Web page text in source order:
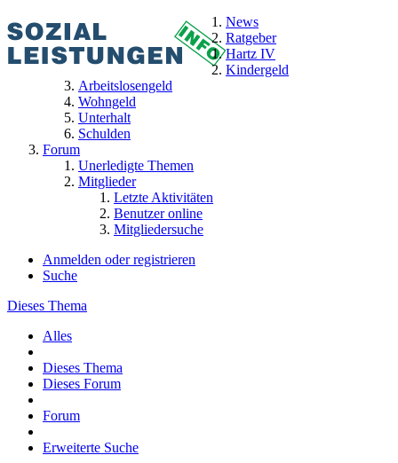
News
Ratgeber
Hartz IV
Kindergeld
Arbeitslosengeld
Wohngeld
Unterhalt
Schulden
Forum
Unerledigte Themen
Mitglieder
Letzte Aktivitäten
Benutzer online
Mitgliedersuche
Anmelden oder registrieren
Suche
Dieses Thema
Alles
Dieses Thema
Dieses Forum
Forum
Erweiterte Suche